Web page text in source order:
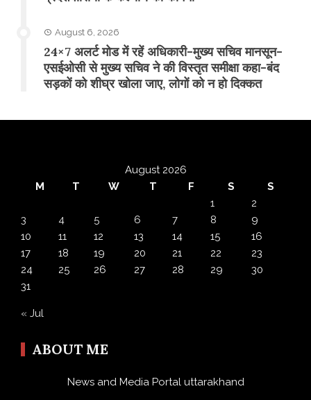
August 6, 2026
24×7 अलर्ट मोड में रहें अधिकारी-मुख्य सचिव मानसून-
एसईओसी से मुख्य सचिव ने की विस्तृत समीक्षा कहा-बंद
सड़कों को शीघ्र खोला जाए, लोगों को न हो दिक्कत
August 2026
M
T W T F S
S
1
2
3
4 5 6 7 8
9
10
11 12 13 14 15
16
17
18 19 20 21 22
23
24
25 26 27 28 29
30
31
« Jul
ABOUT ME
News and Media Portal uttarakhand